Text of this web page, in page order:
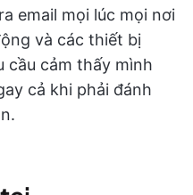
email mọi lúc mọi nơi
và các thiết bị
cầu cảm thấy mình
cả khi phải đánh